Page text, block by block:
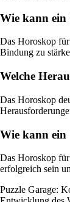
Wie kann ein
Das Horoskop
Bindung zu
Welche
Das Horoskop
Wie kann ein
Das Horoskop
erfolgreich sein
Puzzle Garage: